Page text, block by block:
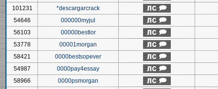
101231
*descargarcrack
54646
000000myjul
56103
00000bestlor
53778
00001morgan
58421
0000bestsopever
54987
0000pay4essay
58966
0000psmorgan